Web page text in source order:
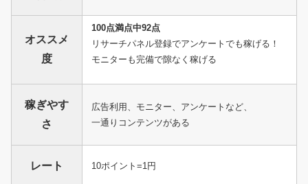
オススメ
度
100点満点中92点
リサーチパネル登録でアンケートでも稼げる！
モニターも完備で隙なく稼げる
稼ぎやす
さ
広告利用、モニター、アンケートなど、
一通りコンテンツがある
レート 10ポイント=1円